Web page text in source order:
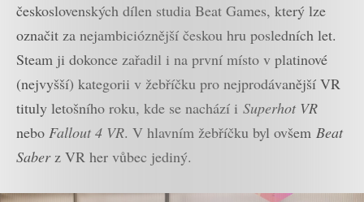
československých dílen studia Beat Games, který lze
označit za nejambicióznější českou hru posledních let.
Steam ji dokonce zařadil i na první místo v platinové
(nejvyšší) kategorii v žebříčku pro nejprodávanější VR
tituly letošního roku, kde se nachází i Superhot VR
nebo Fallout 4 VR. V hlavním žebříčku byl ovšem Beat
Saberz VR her vůbec jediný.